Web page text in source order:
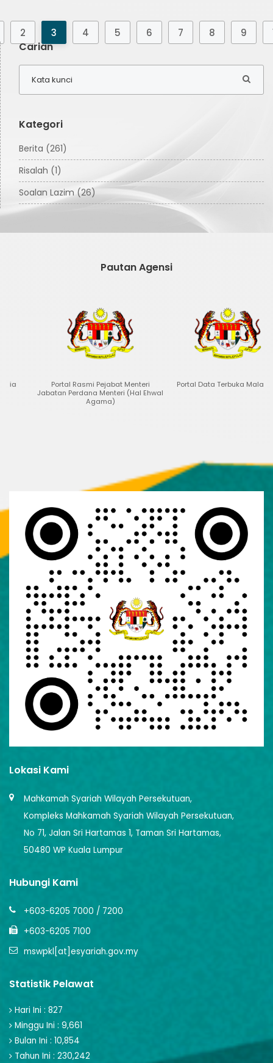
2 3 4 5 6 7 8 9
Carian
Kategori
Berita (261)
Risalah (1)
Soalan Lazim (26)
Pautan Agensi
Portal Rasmi Pejabat Menteri
Jabatan Perdana Menteri (Hal Ehwal
Agama)
Portal Data Terbuka Malaysia
Lokasi Kami
Mahkamah Syariah Wilayah Persekutuan,
Kompleks Mahkamah Syariah Wilayah Persekutuan,
No 71, Jalan Sri Hartamas 1, Taman Sri Hartamas,
50480 WP Kuala Lumpur
Hubungi Kami
+603-6205 7000 / 7200
+603-6205 7100
mswpkl[at]esyariah.gov.my
Statistik Pelawat
Hari Ini : 827
Minggu Ini : 9,661
Bulan Ini : 10,854
Tahun Ini : 230,242